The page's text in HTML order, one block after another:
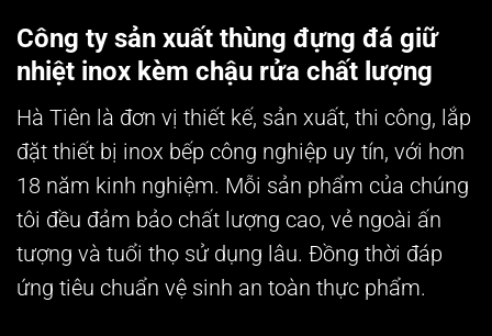
Công ty sản xuất thùng đựng đá giữ
nhiệt inox kèm chậu rửa chất lượng
Hà Tiên là đơn vị thiết kế, sản xuất, thi công, lắp
đặt thiết bị inox bếp công nghiệp uy tín, với hơn
18 năm kinh nghiệm. Mỗi sản phẩm của chúng
tôi đều đảm bảo chất lượng cao, vẻ ngoài ấn
tượng và tuổi thọ sử dụng lâu. Đồng thời đáp
ứng tiêu chuẩn vệ sinh an toàn thực phẩm.